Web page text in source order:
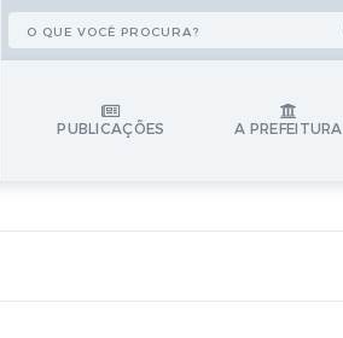
PUBLICAÇÕES A PREFEITURA